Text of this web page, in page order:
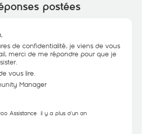
postées
de confidentialité, je viens de vous
merci de me répondre pour que je
vous lire.
Manager
Assistance il y a plus d'un an